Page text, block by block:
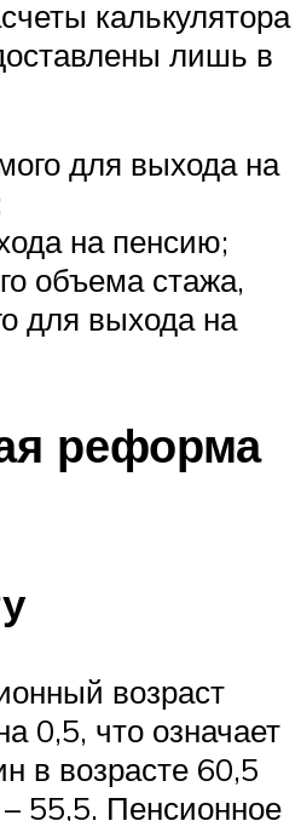
калькулятора
лишь в
для выхода на
на пенсию;
объема стажа,
для выхода на
реформа
возраст
0,5, что означает
в возрасте 60,5
55,5. Пенсионное